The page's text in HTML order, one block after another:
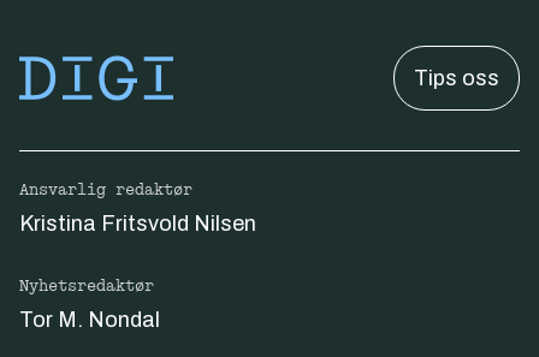
Tips oss
Ansvarlig redaktør
Kristina Fritsvold Nilsen
Nyhetsredaktør
Tor M. Nondal